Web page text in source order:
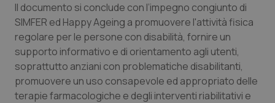
Il documento si conclude con l’impegno congiunto di
SIMFER ed Happy Ageing a promuovere l'attività fisica
regolare per le persone con disabilità, fornire un
supporto informativo e di orientamento agli utenti,
soprattutto anziani con problematiche disabilitanti,
promuovere un uso consapevole ed appropriato delle
terapie farmacologiche e degli interventi riabilitativi e
tracking-sites-ironfish-
tracking-enable
www.quotidianosanita.it